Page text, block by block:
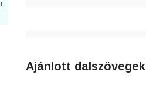
Ajánlott dalszövegek